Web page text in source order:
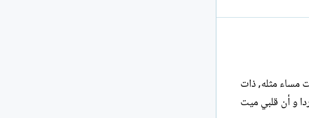
ذات مساء مثله, ذات
و أن قلبي ميت